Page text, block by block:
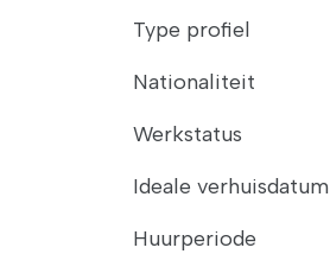
Type profiel
Nationaliteit
Werkstatus
Ideale verhuisdatum
Huurperiode